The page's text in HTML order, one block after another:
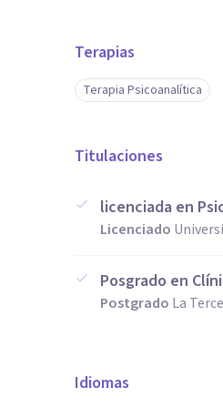
Terapias
Terapia Psicoanalítica
Titulaciones
licenciada en
Licenciado
Posgrado en
Postgrado La
Idiomas